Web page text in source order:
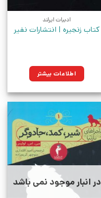
ادبیات ایرلند
کتاب زنجیره | انتشارات نفیر
اطلاعات بیشتر
در انبار موجود نمی باشد